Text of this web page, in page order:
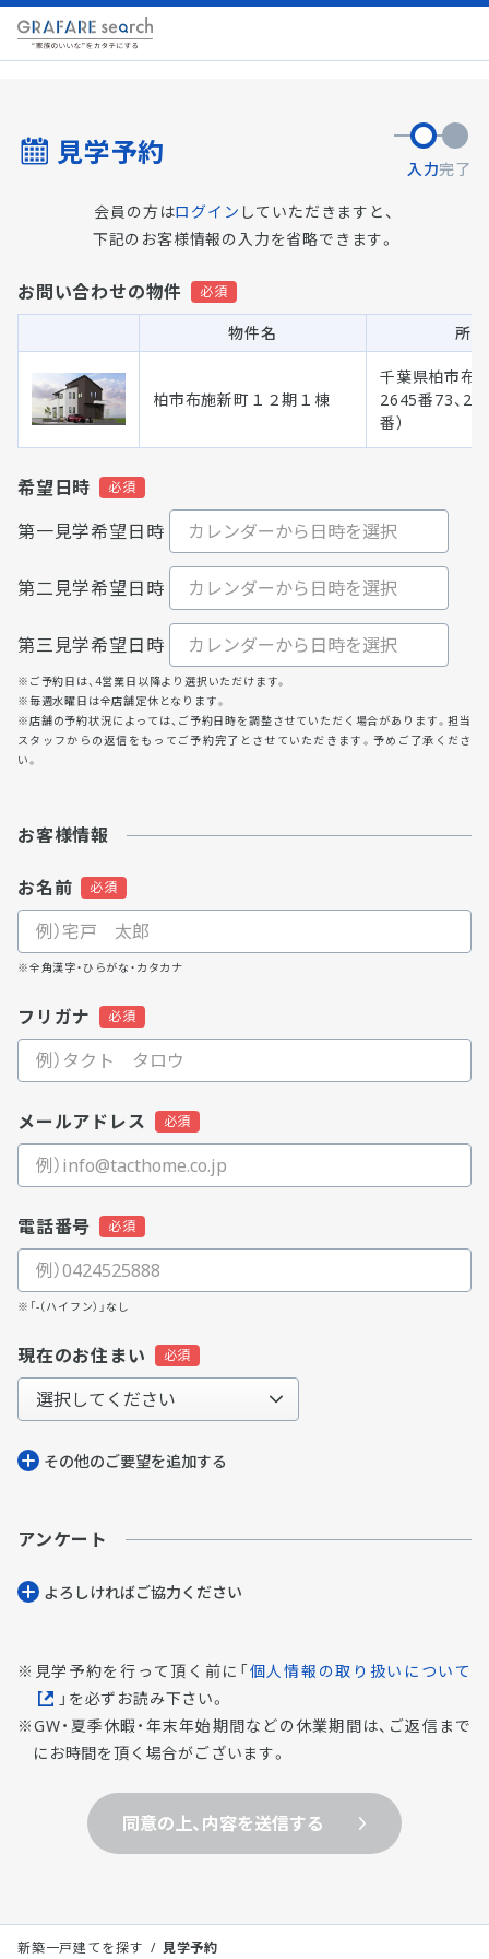
見学予約 入力完了
会員の方はログイン していただきますと、
下記のお客様情報の入力を省略できます。
お問い合わせの物件
物件名 所
柏市布施新町１２期１棟
千葉県柏市布
2645番73、
番）
希望日時
第一見学希望日時
第二見学希望日時
第三見学希望日時
※ご予約日は、4営業日以降より選択いただけます。
※毎週水曜日は全店舗定休となります。
※店舗の予約状況によっては、ご予約日時を調整させていただく場合があります。担当
スタッフからの返信をもってご予約完了とさせていただきます。予めご了承くださ
い。
お客様情報
お名前
※全角漢字・ひらがな・カタカナ
フリガナ
メールアドレス
電話番号
※「-（ハイフン）」なし
現在のお住まい
その他のご要望を追加する
アンケート
よろしければご協⼒ください
見学予約を行って頂く前に「個人情報の取り扱いについて
」を必ずお読み下さい。
GW・夏季休暇・年末年始期間などの休業期間は、ご返信まで
にお時間を頂く場合がございます。
同意の上、内容を送信する
新築一戸建てを探す 見学予約